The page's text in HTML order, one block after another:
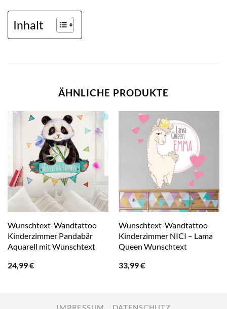
Inhalt
ÄHNLICHE PRODUKTE
Wunschtext-Wandtattoo
Kinderzimmer Pandabär
Aquarell mit Wunschtext
24,99€
Wunschtext-Wandtattoo
Kinderzimmer NICI – Lama
Queen Wunschtext
33,99€